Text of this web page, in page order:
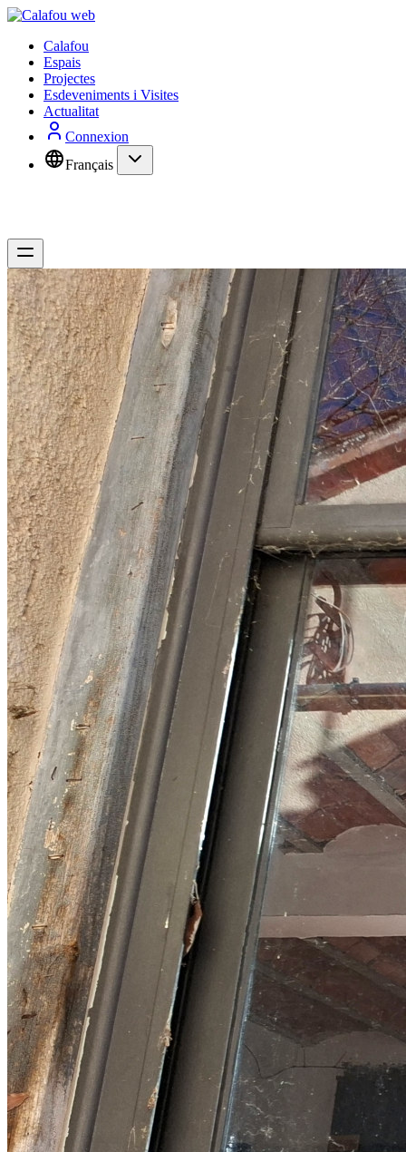
Calafou
Espais
Projectes
Esdeveniments i Visites
Actualitat
Connexion
Français